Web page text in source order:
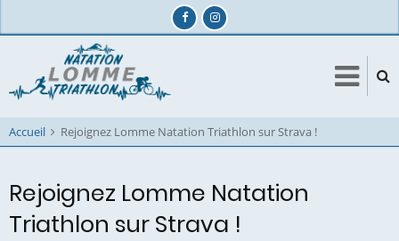
au
principal
Accueil Rejoignez Lomme Natation Triathlon sur Strava !
Rejoignez Lomme Natation
Triathlon sur Strava !